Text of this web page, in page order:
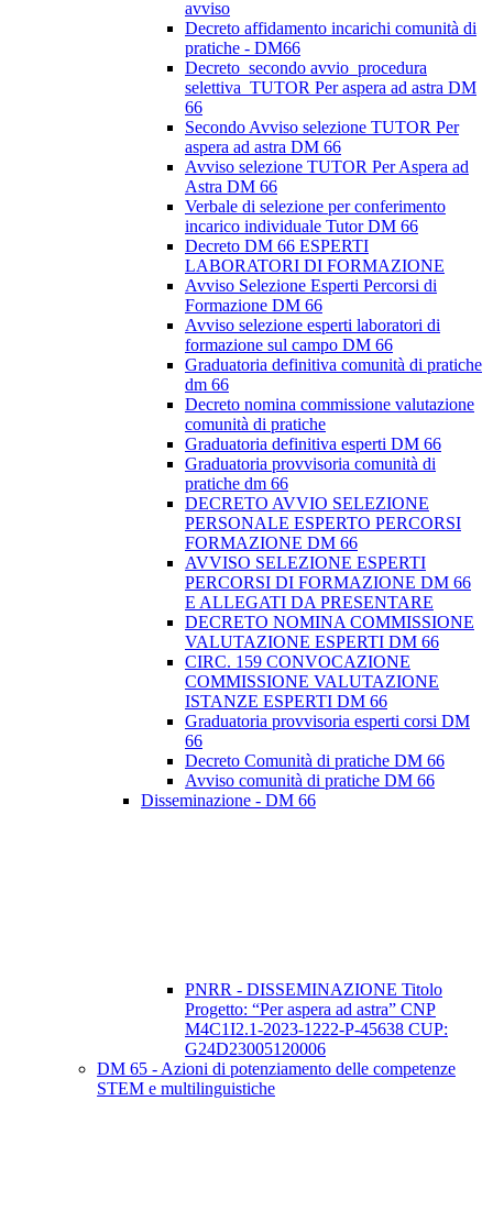
avviso
Decreto affidamento incarichi comunità di
pratiche - DM66
Decreto_secondo avvio_procedura
selettiva_TUTOR Per aspera ad astra DM
66
Secondo Avviso selezione TUTOR Per
aspera ad astra DM 66
Avviso selezione TUTOR Per Aspera ad
Astra DM 66
Verbale di selezione per conferimento
incarico individuale Tutor DM 66
Decreto DM 66 ESPERTI
LABORATORI DI FORMAZIONE
Avviso Selezione Esperti Percorsi di
Formazione DM 66
Avviso selezione esperti laboratori di
formazione sul campo DM 66
Graduatoria definitiva comunità di pratiche
dm 66
Decreto nomina commissione valutazione
comunità di pratiche
Graduatoria definitiva esperti DM 66
Graduatoria provvisoria comunità di
pratiche dm 66
DECRETO AVVIO SELEZIONE
PERSONALE ESPERTO PERCORSI
FORMAZIONE DM 66
AVVISO SELEZIONE ESPERTI
PERCORSI DI FORMAZIONE DM 66
E ALLEGATI DA PRESENTARE
DECRETO NOMINA COMMISSIONE
VALUTAZIONE ESPERTI DM 66
CIRC. 159 CONVOCAZIONE
COMMISSIONE VALUTAZIONE
ISTANZE ESPERTI DM 66
Graduatoria provvisoria esperti corsi DM
66
Decreto Comunità di pratiche DM 66
Avviso comunità di pratiche DM 66
Disseminazione - DM 66
PNRR - DISSEMINAZIONE Titolo
Progetto: “Per aspera ad astra” CNP
M4C1I2.1-2023-1222-P-45638 CUP:
G24D23005120006
DM 65 - Azioni di potenziamento delle competenze
STEM e multilinguistiche